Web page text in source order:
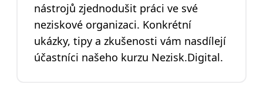
nástrojů zjednodušit práci ve své
neziskové organizaci. Konkrétní
ukázky, tipy a zkušenosti vám nasdílejí
účastníci našeho kurzu Nezisk.Digital.